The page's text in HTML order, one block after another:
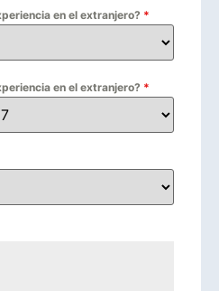
en el extranjero? *
en el extranjero? *